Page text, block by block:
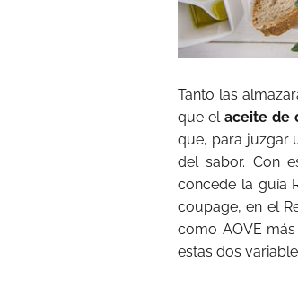
Tanto las
que el aceite de
que, para juzgar
del sabor. Con
concede la guía
coupage, en el
como AOVE
estas dos